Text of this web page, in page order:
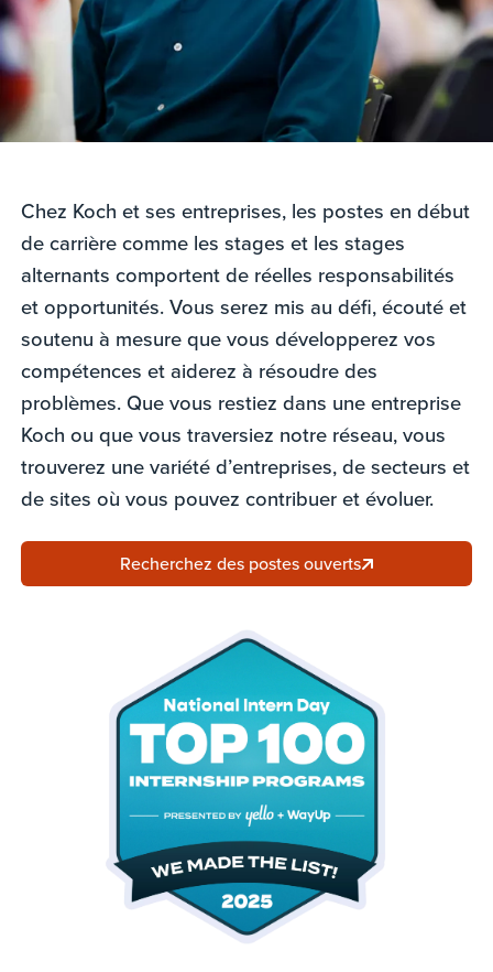
Chez Koch et ses entreprises, les postes en début
de carrière comme les stages et les stages
alternants comportent de réelles responsabilités
et opportunités. Vous serez mis au défi, écouté et
soutenu à mesure que vous développerez vos
compétences et aiderez à résoudre des
problèmes. Que vous restiez dans une entreprise
Koch ou que vous traversiez notre réseau, vous
trouverez une variété d’entreprises, de secteurs et
de sites où vous pouvez contribuer et évoluer.
Recherchez des postes ouverts